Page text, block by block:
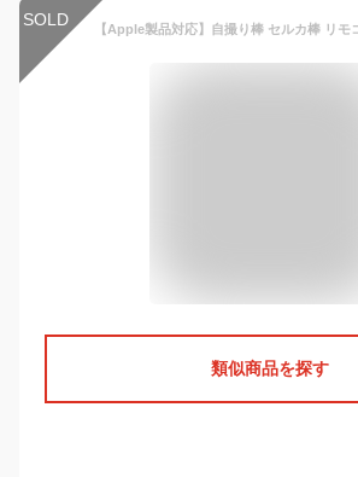
SOLD
類似商品を探す